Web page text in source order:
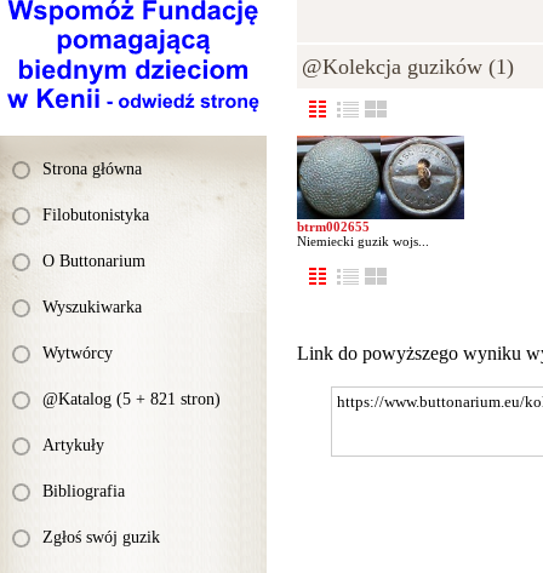
Strona główna
Filobutonistyka
O Buttonarium
Wyszukiwarka
Wytwórcy
@Katalog (5 + 821 stron)
Artykuły
Bibliografia
Zgłoś swój guzik
@Kolekcja guzików (1)
btrm002655
Niemiecki guzik wojs...
Link do powyższego wyniku